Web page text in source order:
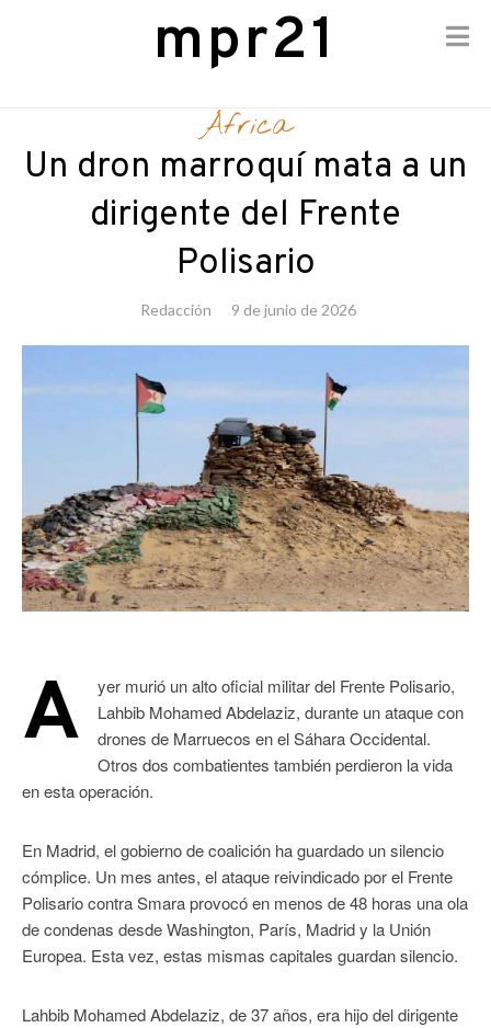
content
mpr21
África
Un dron marroquí mata a un
dirigente del Frente
Polisario
Redacción 9 de junio de 2026
A
yer murió un alto oficial militar del Frente Polisario,
Lahbib Mohamed Abdelaziz, durante un ataque con
drones de Marruecos en el Sáhara Occidental.
Otros dos combatientes también perdieron la vida
en esta operación.
En Madrid, el gobierno de coalición ha guardado un silencio
cómplice. Un mes antes, el ataque reivindicado por el Frente
Polisario contra Smara provocó en menos de 48 horas una ola
de condenas desde Washington, París, Madrid y la Unión
Europea. Esta vez, estas mismas capitales guardan silencio.
Lahbib Mohamed Abdelaziz, de 37 años, era hijo del dirigente